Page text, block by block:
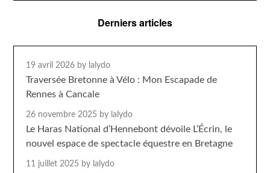
Derniers articles
19 avril 2026 by lalydo
Traversée Bretonne à Vélo : Mon Escapade de
Rennes à Cancale
26 novembre 2025 by lalydo
Le Haras National d’Hennebont dévoile L’Écrin, le
nouvel espace de spectacle équestre en Bretagne
11 juillet 2025 by lalydo